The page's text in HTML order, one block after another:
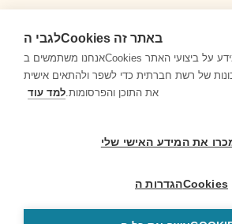
לגבי הCookies באתר זה
אנחנו משתמשים בCookies כדי לאסוף ולנתח מידע על ביצועי האתר
של רשת חברתית כדי לשפר ולהתאים אישית
את התוכן והפרסומות.למד עוד
את המידע האישי שלי
הגדרות הCookies